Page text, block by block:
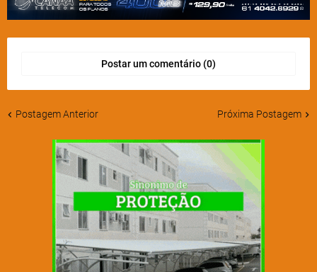
Postar um comentário (0)
Postagem Anterior Próxima Postagem